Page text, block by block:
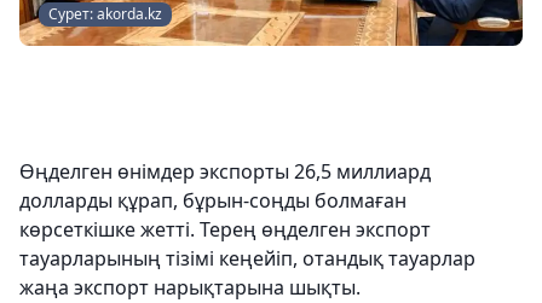
Сурет: akorda.kz
Өңделген өнімдер экспорты 26,5 миллиард
долларды құрап, бұрын-соңды болмаған
көрсеткішке жетті. Терең өңделген экспорт
тауарларының тізімі кеңейіп, отандық тауарлар
жаңа экспорт нарықтарына шықты.